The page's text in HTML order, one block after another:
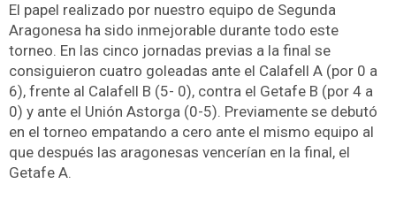
El papel realizado por nuestro equipo de Segunda
Aragonesa ha sido inmejorable durante todo este
torneo. En las cinco jornadas previas a la final se
consiguieron cuatro goleadas ante el Calafell A (por 0 a
6), frente al Calafell B (5- 0), contra el Getafe B (por 4 a
0) y ante el Unión Astorga (0-5). Previamente se debutó
en el torneo empatando a cero ante el mismo equipo al
que después las aragonesas vencerían en la final, el
Getafe A.